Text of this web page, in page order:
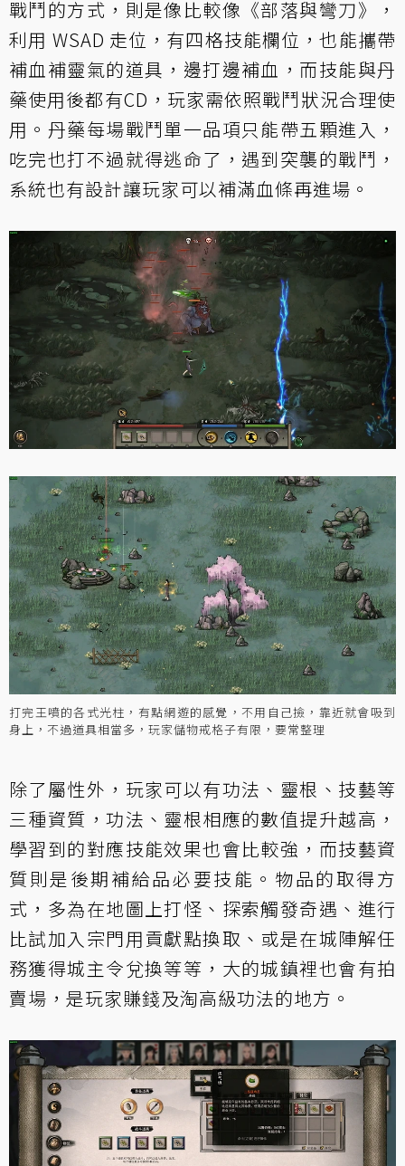
戰鬥的方式，則是像比較像 《部落與彎刀》
，
利用 WSAD 走位，有四格技能欄位，也能攜帶
補血補靈氣的道具，邊打邊補血，而技能與丹
藥使用後都有CD，玩家需依照戰鬥狀況合理使
用。丹藥每場戰鬥單一品項只能帶五顆進入，
吃完也打不過就得逃命了，遇到突襲的戰鬥，
系統也有設計讓玩家可以補滿血條再進場。
打完王噴的各式光柱，有點網遊的感覺，不用自己撿，靠近就會吸到
身上，不過道具相當多，玩家儲物戒格子有限，要常整理
除了屬性外，玩家可以有功法、靈根、技藝等
三種資質，功法、靈根相應的數值提升越高，
學習到的對應技能效果也會比較強，而技藝資
質則是後期補給品必要技能。物品的取得方
式，多為在地圖上打怪、探索觸發奇遇、進行
比試加入宗門用貢獻點換取、或是在城陣解任
務獲得城主令兌換等等，大的城鎮裡也會有拍
賣場，是玩家賺錢及淘高級功法的地方。